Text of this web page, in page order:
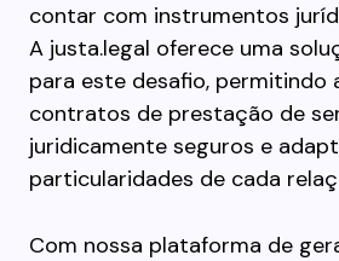
contar com instrumentos
A justa.legal oferece uma
para este desafio, permitindo
contratos de prestação de
juridicamente seguros e
particularidades de cada
Com nossa plataforma de